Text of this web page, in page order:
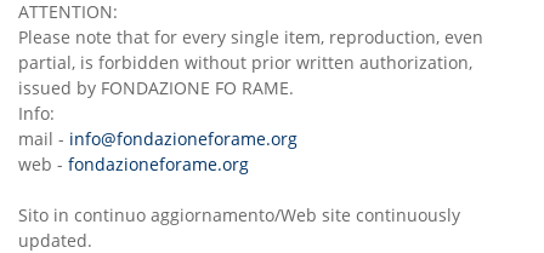
ATTENTION:
Please note that for every single item, reproduction, even
partial, is forbidden without prior written authorization,
issued by FONDAZIONE FO RAME.
Info:
mail - info@fondazioneforame.org
web - fondazioneforame.org
Sito in continuo aggiornamento/Web site continuously
updated.